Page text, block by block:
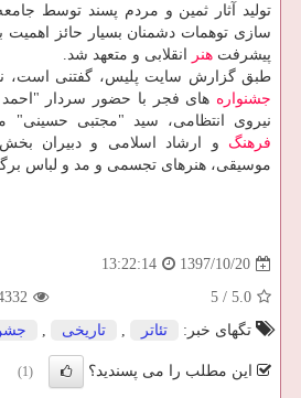
تولید آثار ثمین و مردم پسند توسط
سازی توهمات دشمنان بسیار حائز اهمیت
پیشرفت هنر انقلابی و متعهد شد.
طبق گزارش سایت پلیس، گفتنی است،
جشنواره های فجر با حضور سردار "احمد
نیروی انتظامی، سید "مجتبی حسینی"
فرهنگ و ارشاد اسلامی و دبیران
موسیقی، هنرهای تجسمی و مد و لباس
1397/10/20
13:22:14
5.0
/
5
تگهای خبر:
تئاتر , تاریخی ,
این مطلب را می پسندید؟ (1)